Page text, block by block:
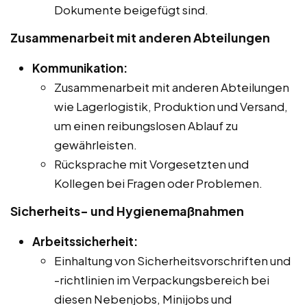
Dokumente beigefügt sind.
Zusammenarbeit mit anderen Abteilungen
Kommunikation:
Zusammenarbeit mit anderen Abteilungen
wie Lagerlogistik, Produktion und Versand,
um einen reibungslosen Ablauf zu
gewährleisten.
Rücksprache mit Vorgesetzten und
Kollegen bei Fragen oder Problemen.
Sicherheits- und Hygienemaßnahmen
Arbeitssicherheit:
Einhaltung von Sicherheitsvorschriften und
-richtlinien im Verpackungsbereich bei
diesen Nebenjobs, Minijobs und